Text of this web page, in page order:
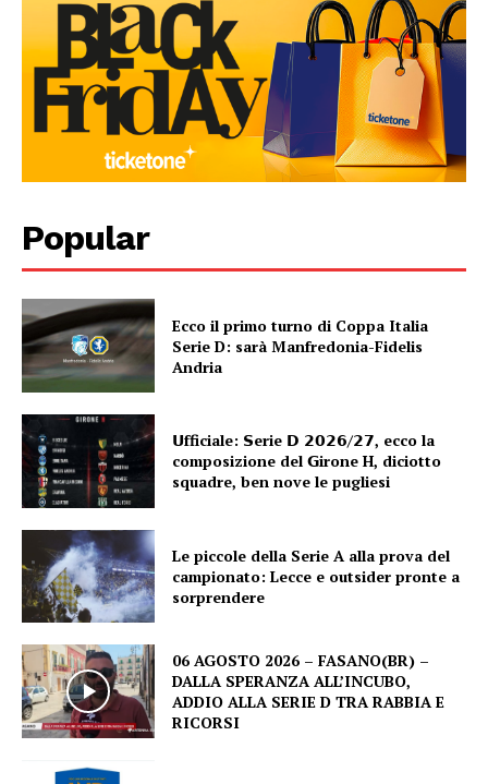
Popular
Ecco il primo turno di Coppa Italia
Serie D: sarà Manfredonia-Fidelis
Andria
𝗨fficiale: 𝗦erie 𝗗 𝟮𝟬𝟮𝟲/𝟮𝟳, ecco la
composizione del 𝗚irone H, diciotto
squadre, ben nove le pugliesi
Le piccole della Serie A alla prova del
campionato: Lecce e outsider pronte a
sorprendere
06 AGOSTO 2026 – FASANO(BR) –
DALLA SPERANZA ALL’INCUBO,
ADDIO ALLA SERIE D TRA RABBIA E
RICORSI